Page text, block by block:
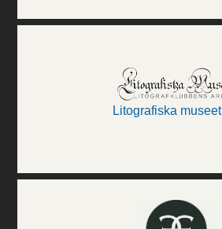
Litografiska museet